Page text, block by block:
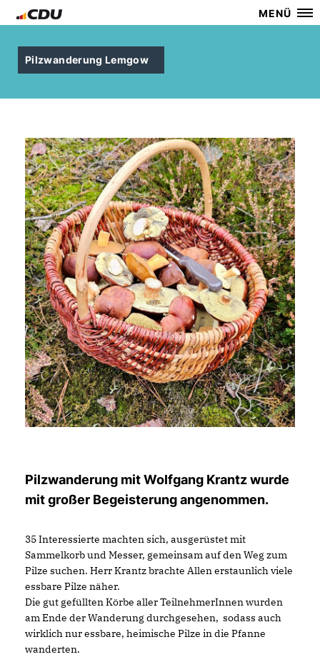
MENÜ
Pilzwanderung Lemgow
Pilzwanderung mit Wolfgang Krantz wurde
mit großer Begeisterung angenommen.
35 Interessierte machten sich, ausgerüstet mit
Sammelkorb und Messer, gemeinsam auf den Weg zum
Pilze suchen. Herr Krantz brachte Allen erstaunlich viele
essbare Pilze näher.
Die gut gefüllten Körbe aller TeilnehmerInnen wurden
am Ende der Wanderung durchgesehen, sodass auch
wirklich nur essbare, heimische Pilze in die Pfanne
wanderten.